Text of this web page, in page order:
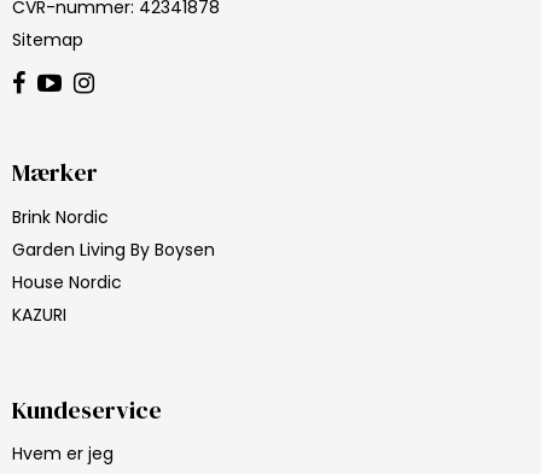
CVR-nummer: 42341878
Sitemap
Mærker
Brink Nordic
Garden Living By Boysen
House Nordic
KAZURI
Kundeservice
Hvem er jeg